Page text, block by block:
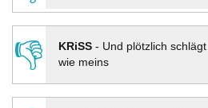
👎
KRiSS- Und plötzlich
wie meins